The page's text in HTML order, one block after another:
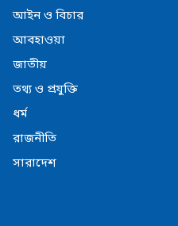
আইন ও বিচার
আবহাওয়া
জাতীয়
তথ্য ও প্রযুক্তি
ধর্ম
রাজনীতি
সারাদেশ